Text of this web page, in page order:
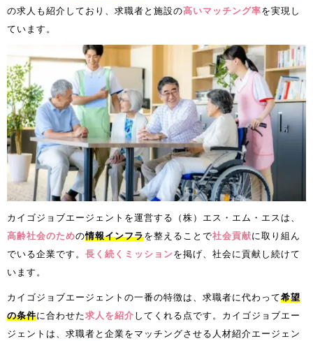
の求人も紹介しており、求職者と施設の高いマッチング率を実現し
ています。
カイゴジョブエージェントを運営する（株）エス・エム・エスは、
高齢社会のための情報インフラを整えることで社会貢献に取り組ん
でいる企業です。 長く続くミッションを掲げ、社会に貢献し続けて
います。
カイゴジョブエージェントの一番の特徴は、求職者に代わって希望
の条件に合わせた求人を紹介してくれる点です。カイゴジョブエー
ジェントは、求職者と企業をマッチングさせる人材紹介エージェン